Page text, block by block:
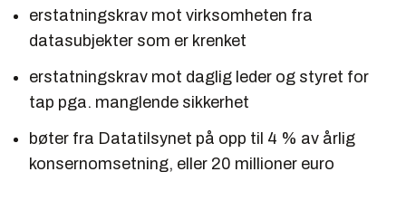
erstatningskrav mot virksomheten fra
datasubjekter som er krenket
erstatningskrav mot daglig leder og styret for
tap pga. manglende sikkerhet
bøter fra Datatilsynet på opp til 4 % av årlig
konsernomsetning, eller 20 millioner euro